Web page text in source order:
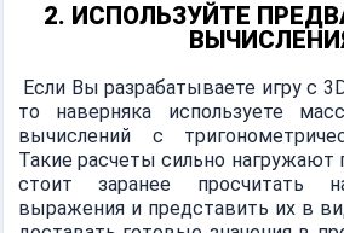
2. ИСПОЛЬЗУЙТЕ
Если Вы разрабатываете игру с
то наверняка используете
вычислений с
Такие расчеты сильно нагружают
стоит заранее просчитать
выражения и представить их в